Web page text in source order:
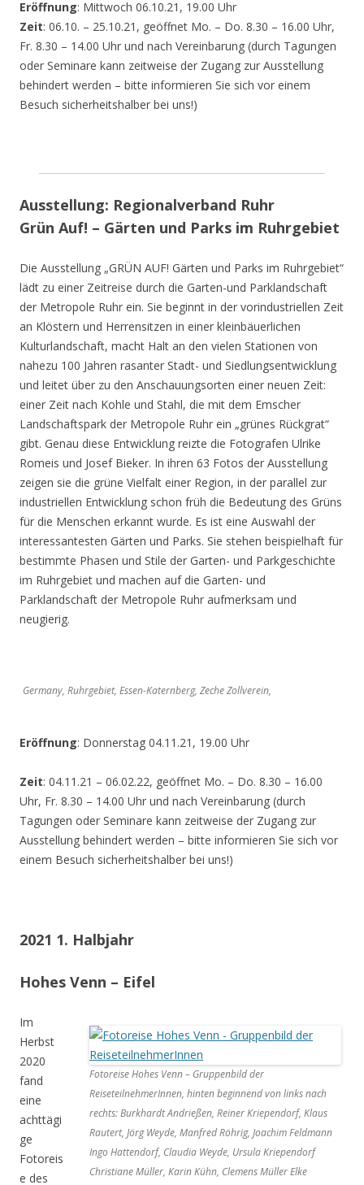
Eröffnung: Mittwoch 06.10.21, 19.00 Uhr
Zeit: 06.10. – 25.10.21, geöffnet Mo. – Do. 8.30 – 16.00 Uhr,
Fr. 8.30 – 14.00 Uhr und nach Vereinbarung (durch Tagungen
oder Seminare kann zeitweise der Zugang zur Ausstellung
behindert werden – bitte informieren Sie sich vor einem
Besuch sicherheitshalber bei uns!)
Ausstellung: Regionalverband Ruhr
Grün Auf! – Gärten und Parks im Ruhrgebiet
Die Ausstellung „GRÜN AUF! Gärten und Parks im Ruhrgebiet“
lädt zu einer Zeitreise durch die Garten-und Parklandschaft
der Metropole Ruhr ein. Sie beginnt in der vorindustriellen Zeit
an Klöstern und Herrensitzen in einer kleinbäuerlichen
Kulturlandschaft, macht Halt an den vielen Stationen von
nahezu 100 Jahren rasanter Stadt- und Siedlungsentwicklung
und leitet über zu den Anschauungsorten einer neuen Zeit:
einer Zeit nach Kohle und Stahl, die mit dem Emscher
Landschaftspark der Metropole Ruhr ein „grünes Rückgrat“
gibt. Genau diese Entwicklung reizte die Fotografen Ulrike
Romeis und Josef Bieker. In ihren 63 Fotos der Ausstellung
zeigen sie die grüne Vielfalt einer Region, in der parallel zur
industriellen Entwicklung schon früh die Bedeutung des Grüns
für die Menschen erkannt wurde. Es ist eine Auswahl der
interessantesten Gärten und Parks. Sie stehen beispielhaft für
bestimmte Phasen und Stile der Garten- und Parkgeschichte
im Ruhrgebiet und machen auf die Garten- und
Parklandschaft der Metropole Ruhr aufmerksam und
neugierig.
Germany, Ruhrgebiet, Essen-Katernberg, Zeche Zollverein,
Eröffnung: Donnerstag 04.11.21, 19.00 Uhr
Zeit: 04.11.21 – 06.02.22, geöffnet Mo. – Do. 8.30 – 16.00
Uhr, Fr. 8.30 – 14.00 Uhr und nach Vereinbarung (durch
Tagungen oder Seminare kann zeitweise der Zugang zur
Ausstellung behindert werden – bitte informieren Sie sich vor
einem Besuch sicherheitshalber bei uns!)
2021 1. Halbjahr
Hohes Venn – Eifel
Fotoreise Hohes Venn – Gruppenbild der
ReiseteilnehmerInnen, hinten beginnend von links nach
rechts: Burkhardt Andrießen, Reiner Kriependorf, Klaus
Rautert, Jörg Weyde, Manfred Röhrig, Joachim Feldmann
Ingo Hattendorf, Claudia Weyde, Ursula Kriependorf
Christiane Müller, Karin Kühn, Clemens Müller Elke
Im
Herbst
2020
fand
eine
achttägi
ge
Fotoreis
e des